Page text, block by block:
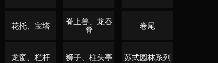
花托、宝塔 脊上兽、龙吞
脊 卷尾
龙窗、栏杆 狮子、柱头亭 苏式园林系列